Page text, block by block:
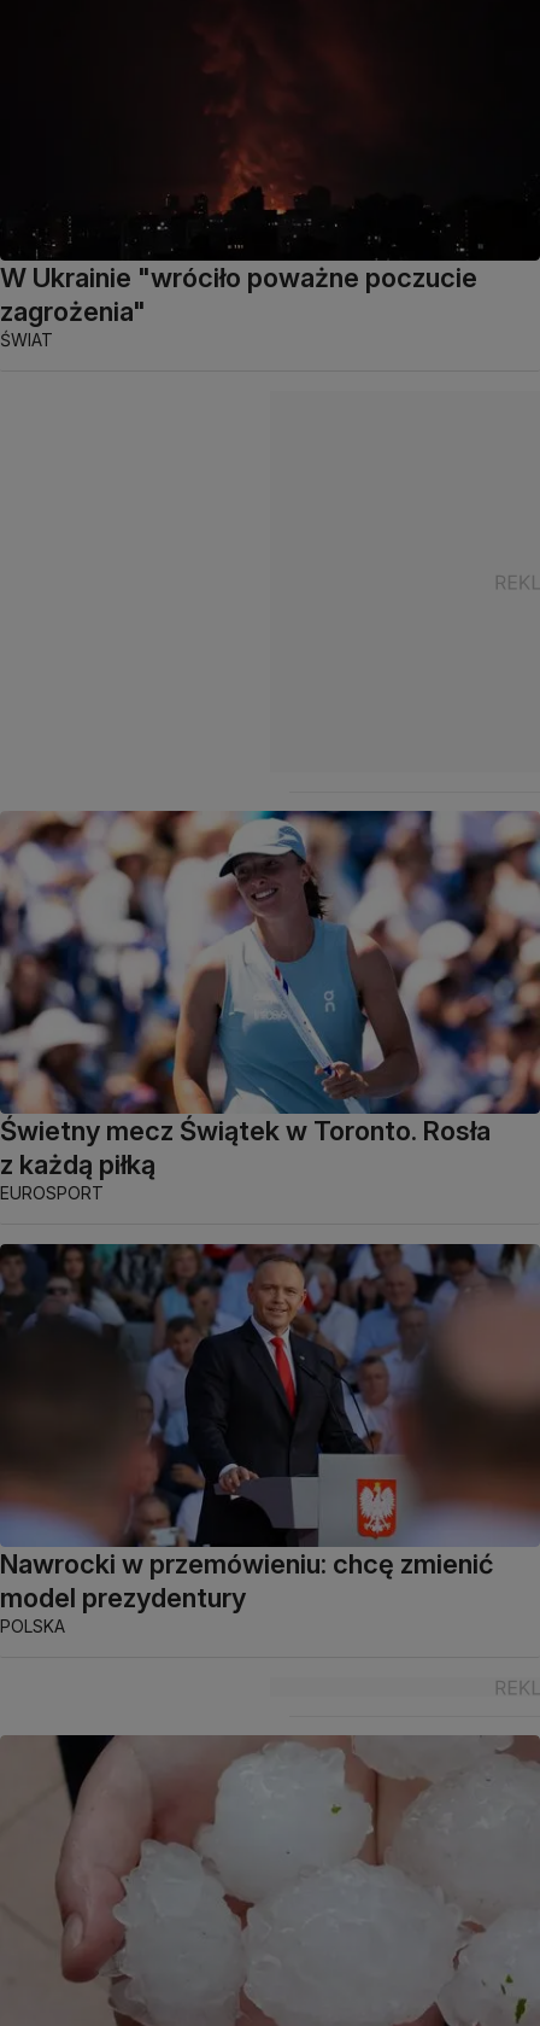
W Ukrainie "wróciło poważne poczucie
zagrożenia"
ŚWIAT
Świetny mecz Świątek w Toronto. Rosła
z każdą piłką
EUROSPORT
Nawrocki w przemówieniu: chcę zmienić
model prezydentury
POLSKA